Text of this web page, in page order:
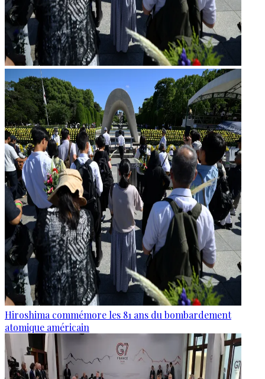
Hiroshima commémore les 81 ans du bombardement
atomique américain